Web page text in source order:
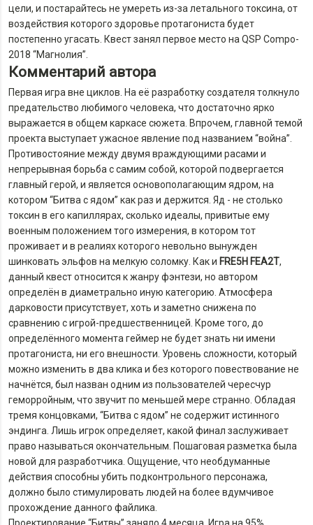
цели, и постарайтесь не умереть из-за летального токсина, от
воздействия которого здоровье протагониста будет
постепенно угасать. Квест занял первое место на QSP Compo-
2018 “Магнолия”.
Комментарий автора
Первая игра вне циклов. На её разработку создателя толкнуло
предательство любимого человека, что достаточно ярко
выражается в общем каркасе сюжета. Впрочем, главной темой
проекта выступает ужасное явление под названием “война”.
Противостояние между двумя враждующими расами и
непрерывная борьба с самим собой, которой подвергается
главный герой, и является основополагающим ядром, на
котором “Битва с ядом” как раз и держится. Яд - не столько
токсин в его капиллярах, сколько идеалы, привитые ему
военным положением того измерения, в котором тот
проживает и в реалиях которого невольно вынужден
шинковать эльфов на мелкую соломку. Как и FRE5H FEA2T,
данный квест относится к жанру фэнтези, но автором
определён в диаметрально иную категорию. Атмосфера
дарковости присутствует, хоть и заметно снижена по
сравнению с игрой-предшественницей. Кроме того, до
определённого момента геймер не будет знать ни имени
протагониста, ни его внешности. Уровень сложности, который
можно изменить в два клика и без которого повествование не
начнётся, был назван одним из пользователей чересчур
геморройным, что звучит по меньшей мере странно. Обладая
тремя концовками, “Битва с ядом” не содержит истинного
эндинга. Лишь игрок определяет, какой финал заслуживает
право называться окончательным. Пошаговая разметка была
новой для разработчика. Ощущение, что необдуманные
действия способны убить подконтрольного персонажа,
должно было стимулировать людей на более вдумчивое
прохождение данного файлика.